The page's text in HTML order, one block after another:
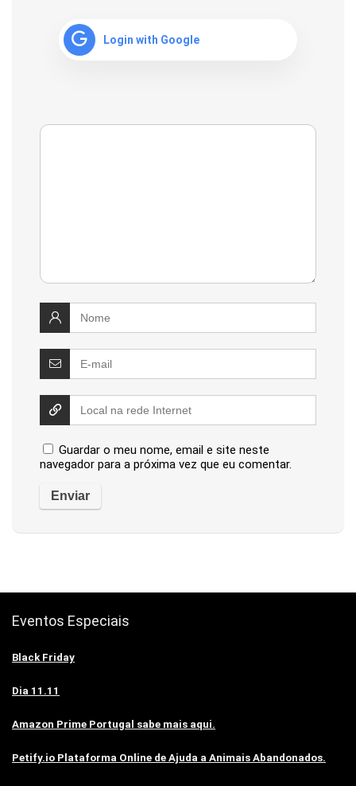
Login with Google
Guardar o meu nome, email e site neste
navegador para a próxima vez que eu comentar.
Eventos Especiais
Black Friday
Dia 11.11
Amazon Prime Portugal sabe mais aqui.
Petify.io Plataforma Online de Ajuda a Animais Abandonados.